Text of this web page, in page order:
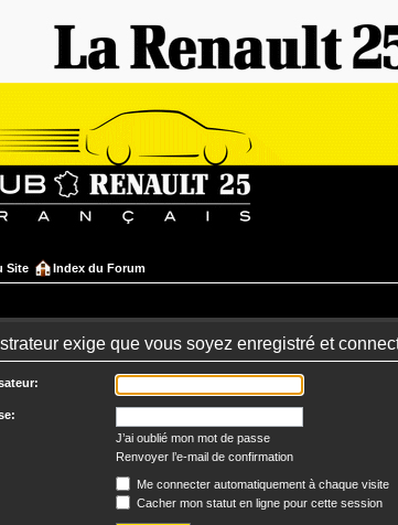
Site Index du Forum
exige que vous soyez enregistré et
J’ai oublié mon mot de passe
Renvoyer l’e-mail de confirmation
Me connecter automatiquement à chaque visite
Cacher mon statut en ligne pour cette session